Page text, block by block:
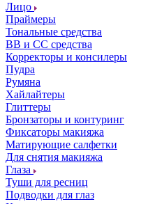
Лицо
Праймеры
Тональные средства
ВВ и СС средства
Корректоры и консилеры
Пудра
Румяна
Хайлайтеры
Глиттеры
Бронзаторы и контуринг
Фиксаторы макияжа
Матирующие салфетки
Для снятия макияжа
Глаза
Туши для ресниц
Подводки для глаз